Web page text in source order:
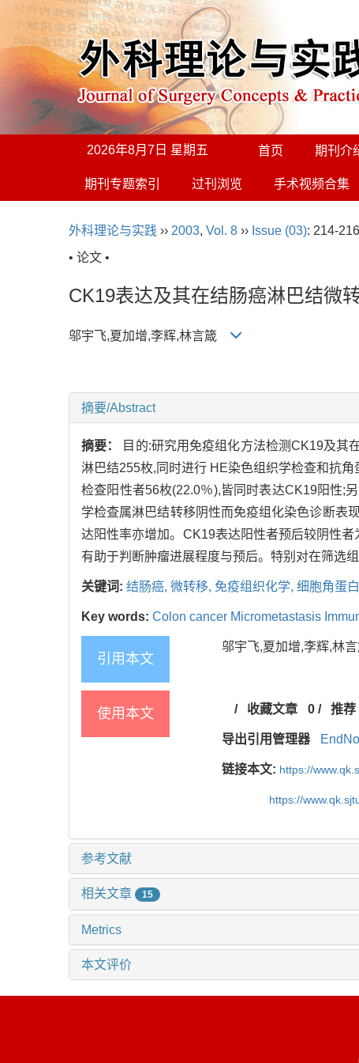
2026年8月7日 星期五 首页 期刊介
期刊专题索引 过刊浏览 手术视频合集
外科理论与实践 ›› 2003, Vol. 8 ›› Issue (03): 214-
• 论文 •
CK19表达及其在结肠癌淋巴结微
邬宇飞,夏加增,李辉,林言箴
摘要/Abstract
摘要：
目的:研究用免疫组化方法检测CK19及其
淋巴结255枚,同时进行 HE染色组织学检查和抗
检查阳性者56枚(22.0％),皆同时表达CK19阳性;
学检查属淋巴结转移阴性而免疫组化染色诊断表
达阳性率亦增加。CK19表达阳性者预后较阴性
有助于判断肿瘤进展程度与预后。特别对在筛选
关键词: 结肠癌, 微转移, 免疫组织化学, 细胞角蛋
Key words: Colon cancer Micrometastasis
引用本文
邬宇飞,夏加增,李辉,林
使用本文 / 收藏文章 0/ 推荐
导出引用管理器
链接本文: https://
https://
参考文献
相关文章 15
Metrics
本文评价